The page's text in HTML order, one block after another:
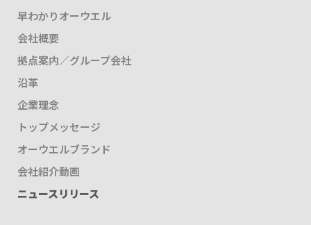
早わかりオーウエル
会社概要
拠点案内／グループ会社
沿革
企業理念
トップメッセージ
オーウエルブランド
会社紹介動画
ニュースリリース